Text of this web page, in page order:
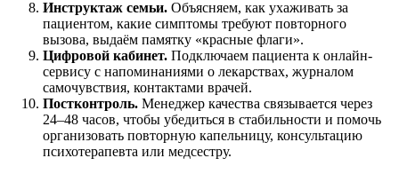
Инструктаж семьи. Объясняем, как ухаживать за
пациентом, какие симптомы требуют повторного
вызова, выдаём памятку «красные флаги».
Цифровой кабинет. Подключаем пациента к онлайн-
сервису с напоминаниями о лекарствах, журналом
самочувствия, контактами врачей.
Постконтроль. Менеджер качества связывается через
24–48 часов, чтобы убедиться в стабильности и помочь
организовать повторную капельницу, консультацию
психотерапевта или медсестру.